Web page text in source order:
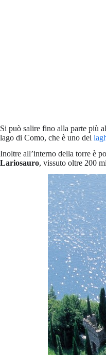
Si può salire fino alla parte più
lago di Como, che è uno dei
Inoltre all’interno della torre è
Lariosauro, vissuto oltre 200